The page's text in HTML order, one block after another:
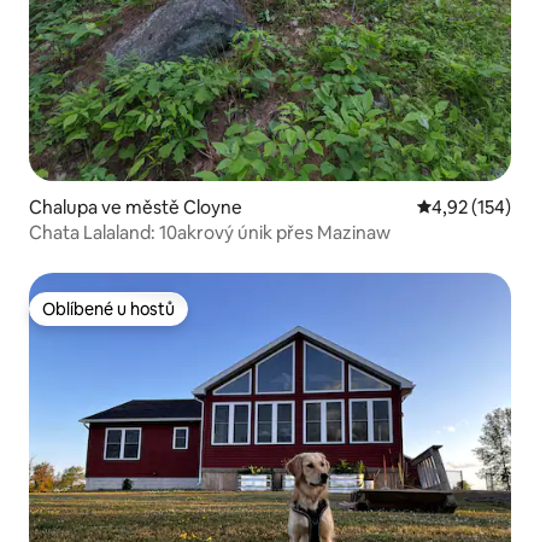
Chalupa ve městě Cloyne Průměrné
4,92 (154)
Chata Lalaland: 10akrový únik přes Mazinaw
Oblíbené u hostů
Oblíbené u hostů